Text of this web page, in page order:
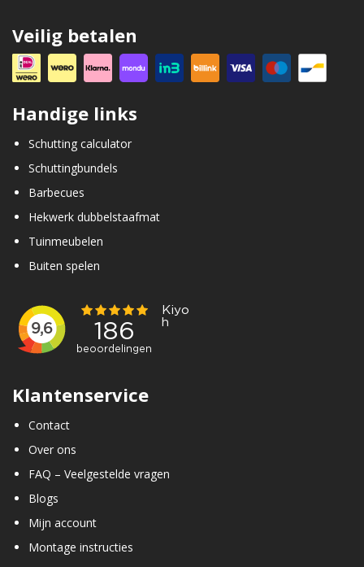
Veilig betalen
Handige links
Schutting calculator
Schuttingbundels
Barbecues
Hekwerk dubbelstaafmat
Tuinmeubelen
Buiten spelen
Klantenservice
Contact
Over ons
FAQ – Veelgestelde vragen
Blogs
Mijn account
Montage instructies